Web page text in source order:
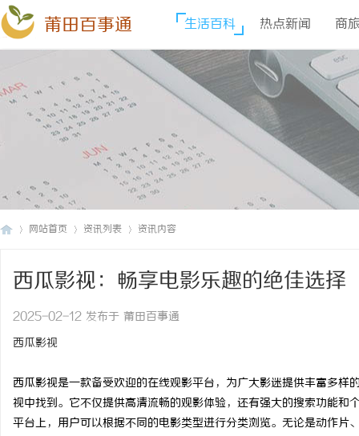
莆田百事通 生活百科 热点新闻 商
网站首页 资讯列表 资讯内容
西瓜影视：畅享电影乐趣的绝佳选择
2025-02-12 发布于 莆田百事通
西瓜影视
西瓜影视是一款备受欢迎的在线观影平台，为广大影迷提供丰富多
视中找到。它不仅提供高清流畅的观影体验，还有强大的搜索功能
平台上，用户可以根据不同的电影类型进行分类浏览。无论是动作